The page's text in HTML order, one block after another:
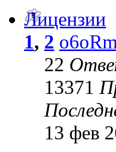
Лицензии
1, 2
22
13371
13 фев